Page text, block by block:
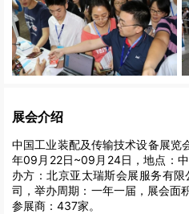
展会介绍
中国工业装配及传输技术设备展览
年09月22日~09月24日，地点：
办方：北京亚太瑞斯会展服务有
司，举办周期：一年一届，展会
参展商：437家。